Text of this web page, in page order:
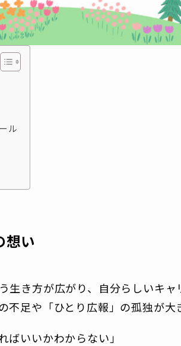
ル
想い
き方が広がり、自分らしいキャ
足や「ひとり広報」の孤独が大
ばいいかわからない」